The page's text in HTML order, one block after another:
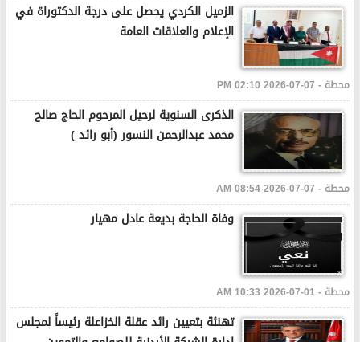
الزميل الكردي يحصل على درجة الدكتوراة في
الإعلام والعلاقات العامة
محطة - 07-07-2026 02:10 PM
الذكرى السنوية لرحيل المرحوم الحاج صالح
محمد عبدالرحمن النسور (أبو رائد )
محطة - 07-07-2026 08:54 AM
وفاة الحاجة بديعة عادل مهيار
محطة - 01-07-2026 10:33 AM
تهنئة بتعيين رائد عقلة الخزاعلة رئيساً لمجلس